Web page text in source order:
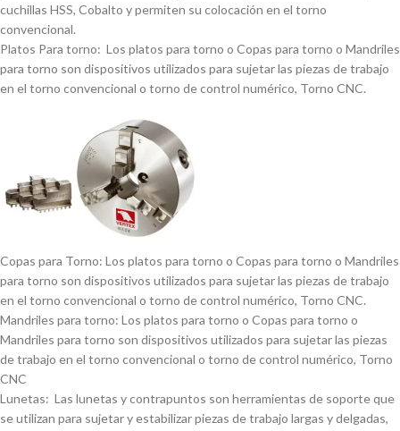
cuchillas HSS, Cobalto y permiten su colocación en el torno
convencional.
Platos Para torno: Los platos para torno o Copas para torno o Mandriles
para torno son dispositivos utilizados para sujetar las piezas de trabajo
en el torno convencional o torno de control numérico, Torno CNC.
Copas para Torno: Los platos para torno o Copas para torno o Mandriles
para torno son dispositivos utilizados para sujetar las piezas de trabajo
en el torno convencional o torno de control numérico, Torno CNC.
Mandriles para torno: Los platos para torno o Copas para torno o
Mandriles para torno son dispositivos utilizados para sujetar las piezas
de trabajo en el torno convencional o torno de control numérico, Torno
CNC
Lunetas: Las lunetas y contrapuntos son herramientas de soporte que
se utilizan para sujetar y estabilizar piezas de trabajo largas y delgadas,